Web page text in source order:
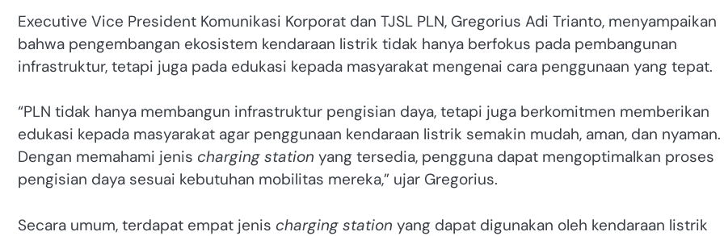
Executive Vice President Komunikasi Korporat dan TJSL PLN, Gregorius Adi Trianto, menyampaikan
bahwa pengembangan ekosistem kendaraan listrik tidak hanya berfokus pada pembangunan
infrastruktur, tetapi juga pada edukasi kepada masyarakat mengenai cara penggunaan yang tepat.
“PLN tidak hanya membangun infrastruktur pengisian daya, tetapi juga berkomitmen memberikan
edukasi kepada masyarakat agar penggunaan kendaraan listrik semakin mudah, aman, dan nyaman.
Dengan memahami jenis charging station yang tersedia, pengguna dapat mengoptimalkan proses
pengisian daya sesuai kebutuhan mobilitas mereka,” ujar Gregorius.
Secara umum, terdapat empat jenis charging station yang dapat digunakan oleh kendaraan listrik